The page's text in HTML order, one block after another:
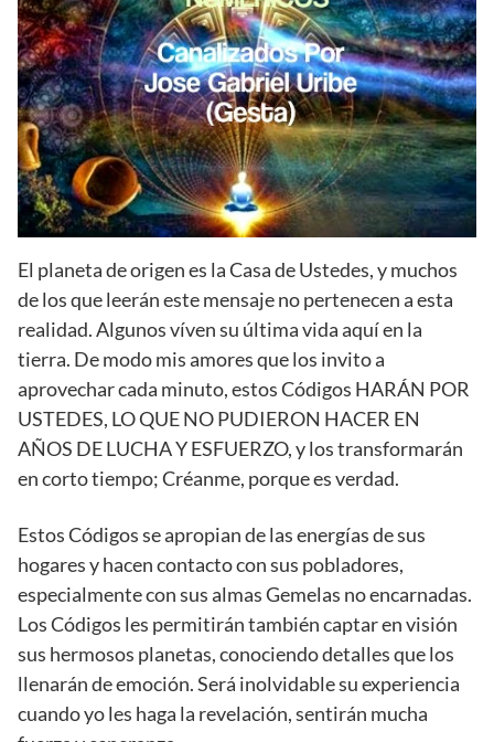
El planeta de origen es la Casa de Ustedes, y muchos
de los que leerán este mensaje no pertenecen a esta
realidad. Algunos víven su última vida aquí en la
tierra. De modo mis amores que los invito a
aprovechar cada minuto, estos Códigos HARÁN POR
USTEDES, LO QUE NO PUDIERON HACER EN
AÑOS DE LUCHA Y ESFUERZO, y los transformarán
en corto tiempo; Créanme, porque es verdad.
Estos Códigos se apropian de las energías de sus
hogares y hacen contacto con sus pobladores,
especialmente con sus almas Gemelas no encarnadas.
Los Códigos les permitirán también captar en visión
sus hermosos planetas, conociendo detalles que los
llenarán de emoción. Será inolvidable su experiencia
cuando yo les haga la revelación, sentirán mucha